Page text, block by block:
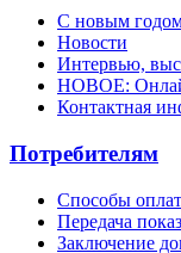
С новым
Новости
Интервью,
НОВОЕ:
Контактная
Потребителям
Способы
Передача
Заключение